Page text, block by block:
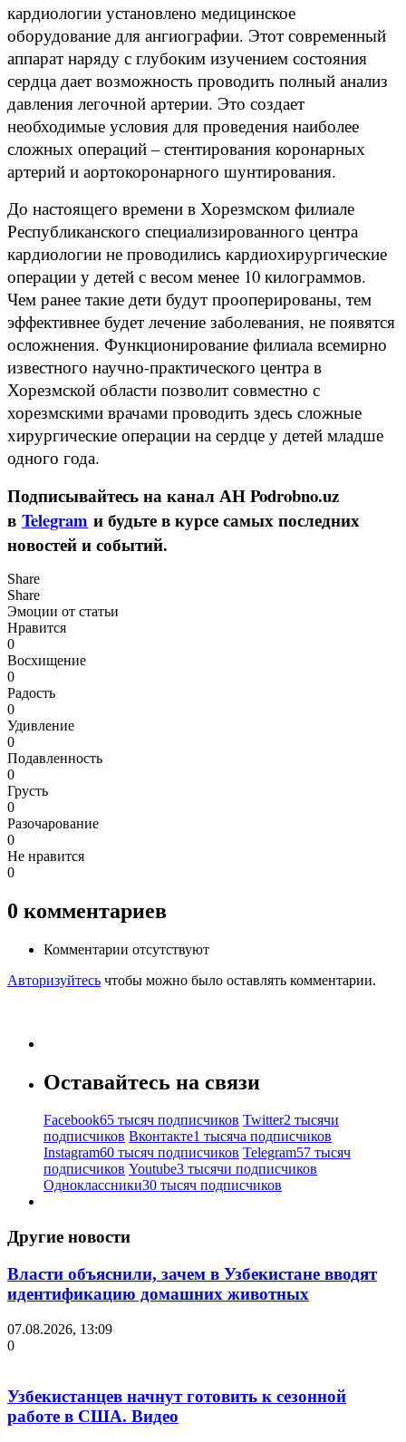
кардиологии установлено медицинское
оборудование для ангиографии. Этот современный
аппарат наряду с глубоким изучением состояния
сердца дает возможность проводить полный анализ
давления легочной артерии. Это создает
необходимые условия для проведения наиболее
сложных операций – стентирования коронарных
артерий и аортокоронарного шунтирования.
До настоящего времени в Хорезмском филиале
Республиканского специализированного центра
кардиологии не проводились кардиохирургические
операции у детей с весом менее 10 килограммов.
Чем ранее такие дети будут прооперированы, тем
эффективнее будет лечение заболевания, не появятся
осложнения. Функционирование филиала всемирно
известного научно-практического центра в
Хорезмской области позволит совместно с
хорезмскими врачами проводить здесь сложные
хирургические операции на сердце у детей младше
одного года.
Подписывайтесь на канал АН Podrobno.uz
в Telegram и будьте в курсе самых последних
новостей и событий.
Share
Share
Эмоции от статьи
Нравится
0
Восхищение
0
Радость
0
Удивление
0
Подавленность
0
Грусть
0
Разочарование
0
Не нравится
0
0 комментариев
Комментарии отсутствуют
Авторизуйтесь чтобы можно было оставлять комментарии.
Оставайтесь на связи
Facebook65 тысяч подписчиков Twitter2 тысячи
подписчиков Вконтакте1 тысяча подписчиков
Instagram60 тысяч подписчиков Telegram57 тысяч
подписчиков Youtube3 тысячи подписчиков
Одноклассники30 тысяч подписчиков
Другие новости
Власти объяснили, зачем в Узбекистане вводят
идентификацию домашних животных
07.08.2026, 13:09
0
Узбекистанцев начнут готовить к сезонной
работе в США. Видео